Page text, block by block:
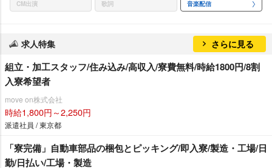
CM出演 歌詞 音楽配信
求人特集 さらに見る
組立・加工スタッフ/住み込み/高収入/寮費無料/時給1800円/8割
入寮希望者
move on株式会社
時給1,800円～2,250円
派遣社員 / 東京都
「寮完備」自動車部品の梱包とピッキング/即入寮/製造・工場/日
勤/日払い/工場・製造